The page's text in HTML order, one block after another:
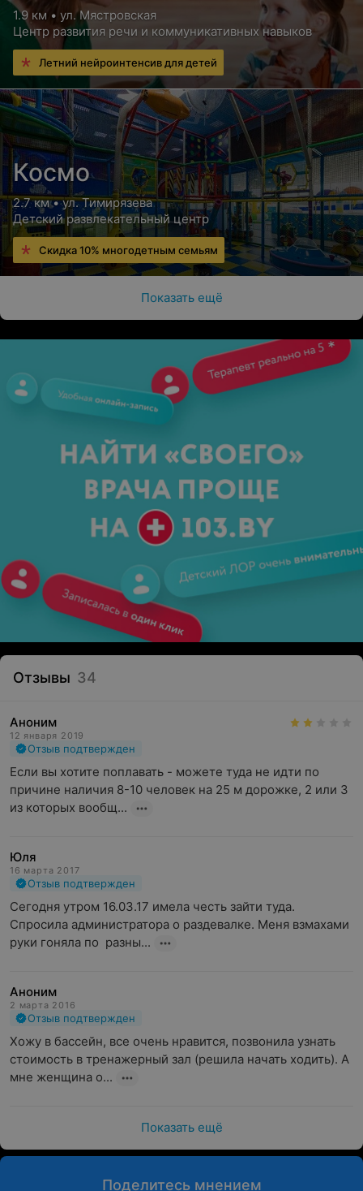
1.9 км • ул. Мястровская
Центр развития речи и коммуникативных навыков
Летний нейроинтенсив для детей
Космо
2.7 км • ул. Тимирязева
Детский развлекательный центр
Скидка 10% многодетным семьям
Показать ещё
Отзывы 34
Аноним
12 января 2019
Отзыв подтвержден
Если вы хотите поплавать - можете туда не идти по
причине наличия 8-10 человек на 25 м дорожке, 2 или 3
из которых вообщ...
Юля
16 марта 2017
Отзыв подтвержден
Сегодня утром 16.03.17 имела честь зайти туда.
Спросила администратора о раздевалке. Меня взмахами
руки гоняла по  разны...
Аноним
2 марта 2016
Отзыв подтвержден
Хожу в бассейн, все очень нравится, позвонила узнать
стоимость в тренажерный зал (решила начать ходить). А
мне женщина о...
Показать ещё
Поделитесь мнением